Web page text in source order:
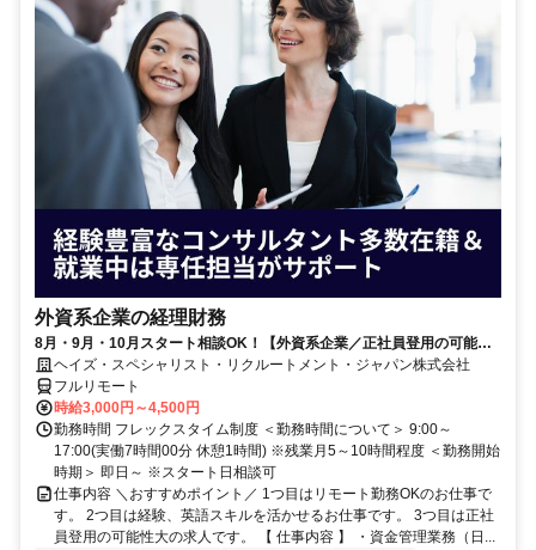
外資系企業の経理財務
8月・9月・10月スタート相談OK！【外資系企業／正社員登用の可能性
大／700万～800万／リモート勤務OK】経理財務
ヘイズ・スペシャリスト・リクルートメント・ジャパン株式会社
フルリモート
時給3,000円～4,500円
勤務時間 フレックスタイム制度 ＜勤務時間について＞ 9:00～
17:00(実働7時間00分 休憩1時間) ※残業月5～10時間程度 ＜勤務開始
時期＞ 即日～ ※スタート日相談可
仕事内容 ＼おすすめポイント／ 1つ目はリモート勤務OKのお仕事で
す。 2つ目は経験、英語スキルを活かせるお仕事です。 3つ目は正社
員登用の可能性大の求人です。 【 仕事内容 】 ・資金管理業務（日...